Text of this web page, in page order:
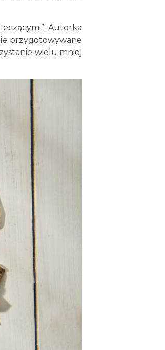
Autorka
przygotowywane
wielu mniej